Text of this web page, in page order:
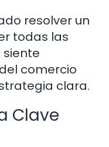
resolver un
todas las
siente
comercio
clara.
Clave